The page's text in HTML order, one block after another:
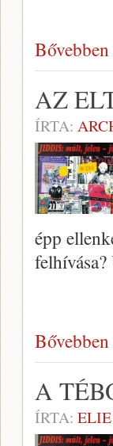
Bővebben
AZ
ÍRTA:
épp
Bővebben
A
ÍRTA: